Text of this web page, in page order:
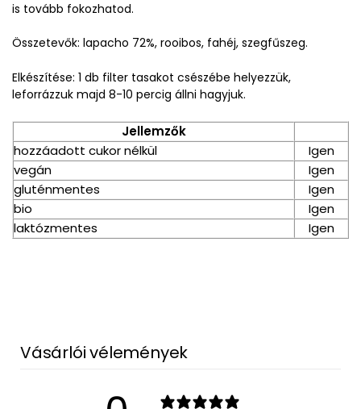
is tovább fokozhatod.
Összetevők: lapacho 72%, rooibos, fahéj, szegfűszeg.
Elkészítése: 1 db filter tasakot csészébe helyezzük,
leforrázzuk majd 8-10 percig állni hagyjuk.
Jellemzők
hozzáadott cukor nélkül
Igen
vegán
Igen
gluténmentes
Igen
bio
Igen
laktózmentes
Igen
Vásárlói vélemények